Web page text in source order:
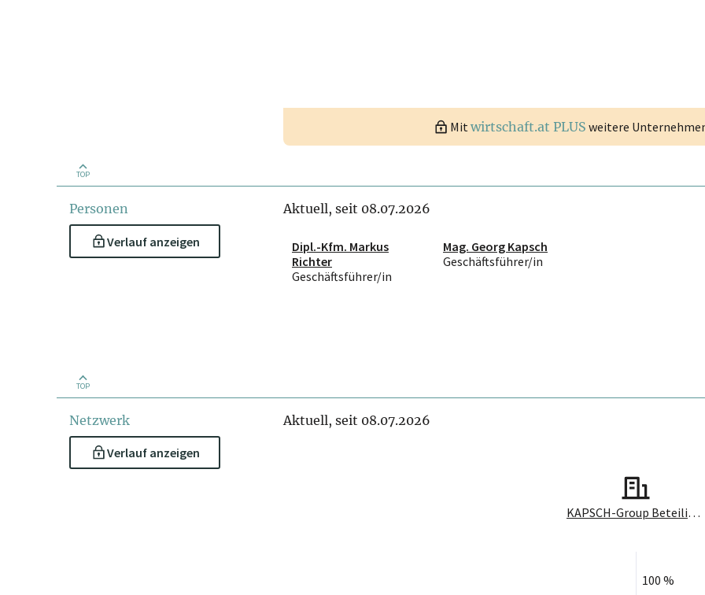
Mitwirtschaft.at PLUS weitere
TOP
Personen
Verlauf anzeigen
Aktuell, seit 08.07.2026
Dipl.-Kfm. Markus
Richter
Geschäftsführer/in
Mag. Georg Kapsch
Geschäftsführer/in
TOP
Netzwerk
Verlauf anzeigen
Aktuell, seit 08.07.2026
KAPSCH-Group Beteiligungs GmbH
100 %